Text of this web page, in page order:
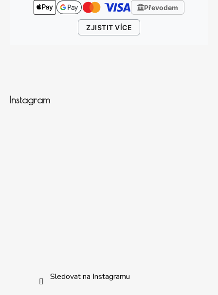
Převodem
ZJISTIT VÍCE
Instagram
Sledovat na Instagramu